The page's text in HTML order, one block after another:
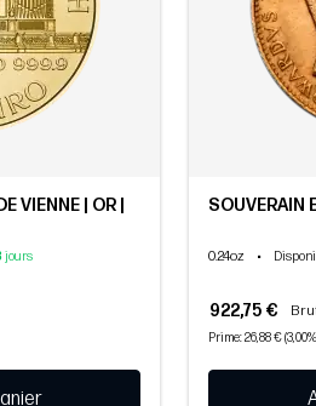
VIENNE | OR |
jours
SOUVERAIN
0.24oz •
922,75 €
Prime: 26,88 €